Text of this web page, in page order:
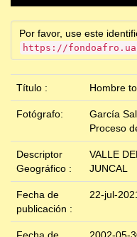
Por favor, use este
https://
Título : Hombre
Fotógrafo:
García
Proceso
Descriptor
Geográfico :
VALLE
JUNCAL
Fecha de
publicación :
22-jul-